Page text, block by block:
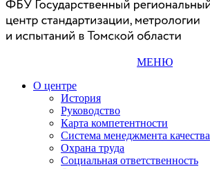
МЕНЮ
О центре
История
Руководство
Карта компетентности
Система менеджмента качества
Охрана труда
Социальная ответственность